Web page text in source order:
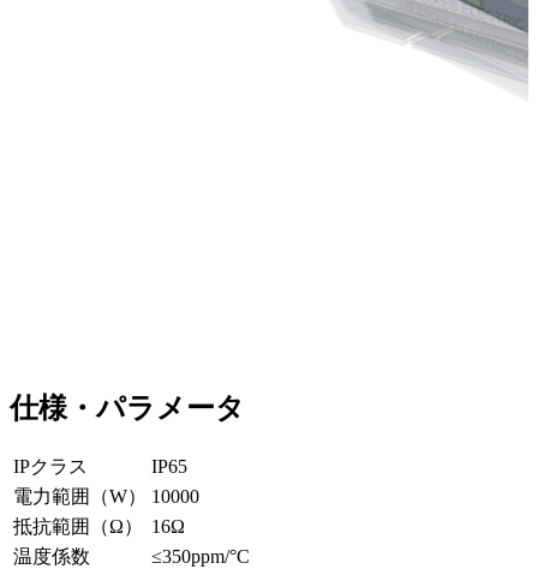
仕様・パラメータ
IPクラス
IP65
電力範囲（W）
10000
抵抗範囲（Ω）
16Ω
温度係数
≤350ppm/°C